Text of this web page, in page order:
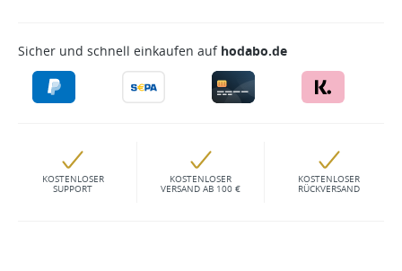
Sicher und schnell einkaufen auf hodabo.de
KOSTENLOSER
SUPPORT
KOSTENLOSER
VERSAND AB 100 €
KOSTENLOSER
RÜCKVERSAND